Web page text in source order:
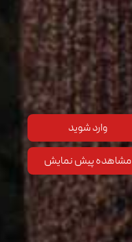
وارد شوید
مشاهده پیش نمایش